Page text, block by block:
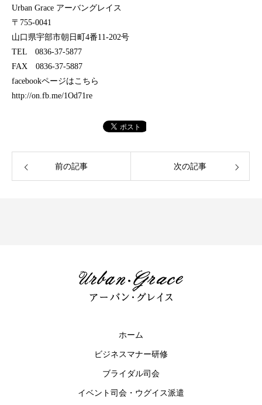
Urban Grace アーバングレイス
〒755-0041
山口県宇部市朝日町4番11-202号
TEL 0836-37-5877
FAX 0836-37-5887
facebookページはこちら
http://on.fb.me/1Od71re
前の記事 次の記事
ホーム
ビジネスマナー研修
ブライダル司会
イベント司会・ウグイス派遣